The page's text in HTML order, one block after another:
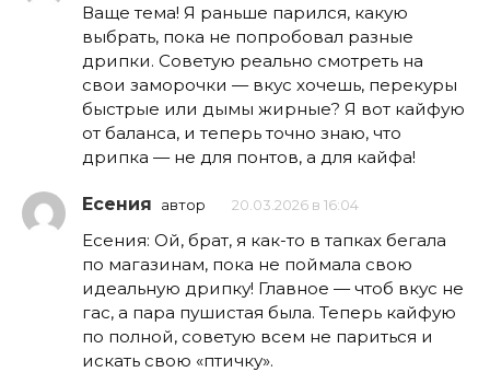
Ваще тема! Я раньше парился, какую
выбрать, пока не попробовал разные
дрипки. Советую реально смотреть на
свои заморочки — вкус хочешь, перекуры
быстрые или дымы жирные? Я вот кайфую
от баланса, и теперь точно знаю, что
дрипка — не для понтов, а для кайфа!
Есения автор 20.03.2026 в 16:04
Есения: Ой, брат, я как-то в тапках бегала
по магазинам, пока не поймала свою
идеальную дрипку! Главное — чтоб вкус не
гас, а пара пушистая была. Теперь кайфую
по полной, советую всем не париться и
искать свою «птичку».